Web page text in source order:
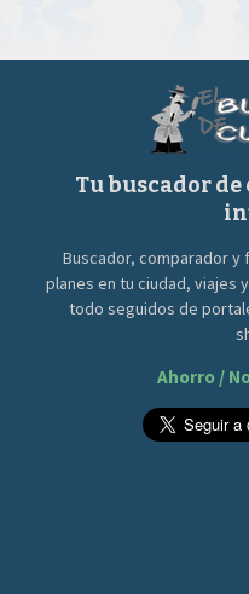
Tu buscador de
Buscador, comparador
planes en tu ciudad, viajes
todo seguidos de
Ahorro /